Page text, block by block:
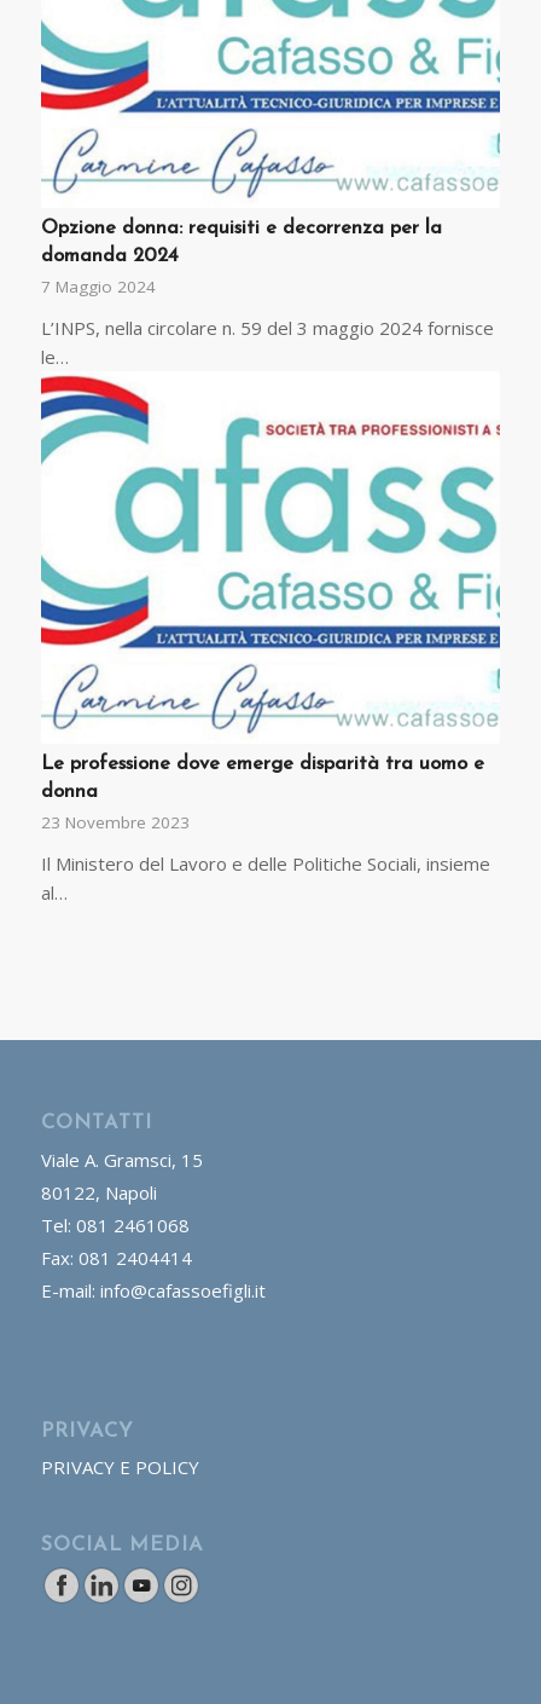
Opzione donna: requisiti e decorrenza per la
domanda 2024
7 Maggio 2024
L’INPS, nella circolare n. 59 del 3 maggio 2024 fornisce
le…
Le professione dove emerge disparità tra uomo e
donna
23 Novembre 2023
Il Ministero del Lavoro e delle Politiche Sociali, insieme
al…
CONTATTI
Viale A. Gramsci, 15
80122, Napoli
Tel: 081 2461068
Fax: 081 2404414
E-mail: info@cafassoefigli.it
PRIVACY
PRIVACY E POLICY
SOCIAL MEDIA